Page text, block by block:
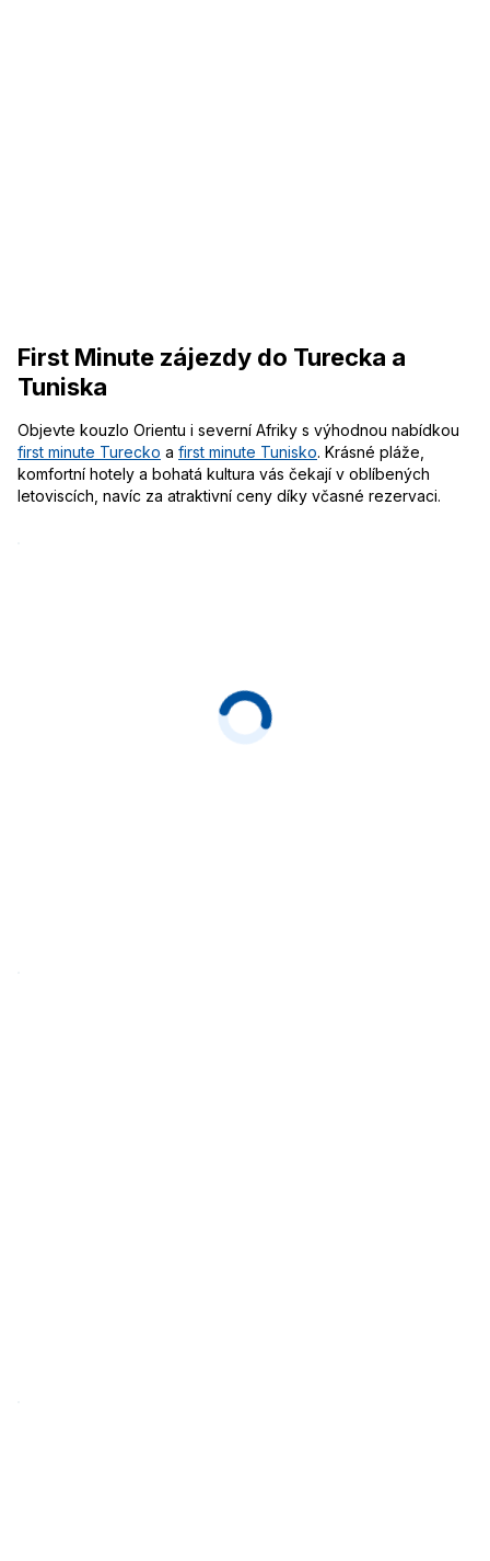
First Minute zájezdy do Turecka a
Tuniska
Objevte kouzlo Orientu i severní Afriky s výhodnou nabídkou
first minute Turecko a first minute Tunisko. Krásné pláže,
komfortní hotely a bohatá kultura vás čekají v oblíbených
letoviscích, navíc za atraktivní ceny díky včasné rezervaci.